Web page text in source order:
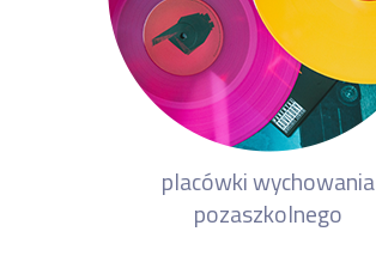
placówki wychowania
pozaszkolnego